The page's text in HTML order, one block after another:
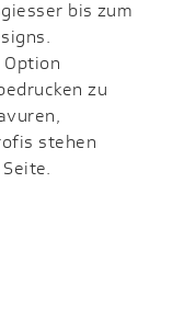
bis zum
zu
stehen